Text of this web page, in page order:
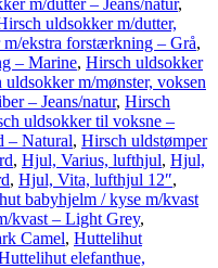
m/dutter – Jeans/natur,
uldsokker m/dutter,
ekstra forstærkning – Grå,
– Marine, Hirsch uldsokker
uldsokker m/mønster, voksen
– Jeans/natur, Hirsch
uldsokker til voksne –
– Natural, Hirsch uldstømper
, Hjul, Varius, lufthjul, Hjul,
, Hjul, Vita, lufthjul 12″,
babyhjelm / kyse m/kvast
kvast – Light Grey,
Camel, Huttelihut
elefanthue,